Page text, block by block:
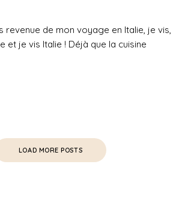
revenue de mon voyage en Italie, je vis,
et je vis Italie ! Déjà que la cuisine
LOAD MORE POSTS